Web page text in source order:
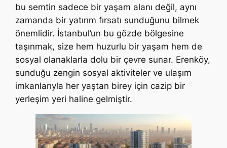
bu semtin sadece bir yaşam alanı değil, aynı
zamanda bir yatırım fırsatı sunduğunu bilmek
önemlidir. İstanbul’un bu gözde bölgesine
taşınmak, size hem huzurlu bir yaşam hem de
sosyal olanaklarla dolu bir çevre sunar. Erenköy,
sunduğu zengin sosyal aktiviteler ve ulaşım
imkanlarıyla her yaştan birey için cazip bir
yerleşim yeri haline gelmiştir.